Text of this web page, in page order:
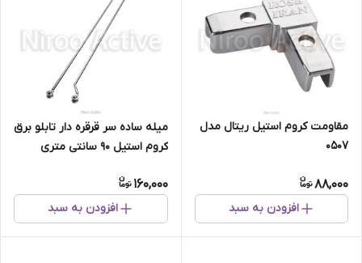
مقاومت کروم استیل ریتال مدل
۰۵۰۷
88,000
افزودن به سبد
میله ساده سر قرقره دار تابلو برق
کروم استیل ۹۰ سانتی متری
160,000
افزودن به سبد